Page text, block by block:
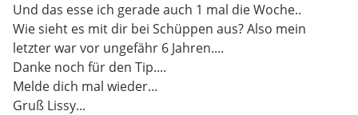
Und das esse ich gerade auch 1 mal die Woche..
Wie sieht es mit dir bei Schüppen aus? Also mein
letzter war vor ungefähr 6 Jahren....
Danke noch für den Tip....
Melde dich mal wieder...
Gruß Lissy...